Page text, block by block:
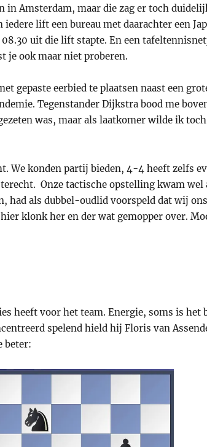
Amsterdam, maar die zag er toch
lift een bureau met daarachter een
uit die lift stapte. En een
je ook maar niet proberen.
gepaste eerbied te plaatsen naast een
Tegenstander Dijkstra bood me
was, maar als laatkomer wilde ik
We konden partij bieden, 4-4 heeft zelfs
Onze tactische opstelling kwam
had als dubbel-oudlid voorspeld dat wij
klonk her en der wat gemopper over.
heeft voor het team. Energie, soms is het
spelend hield hij Floris van
beter: